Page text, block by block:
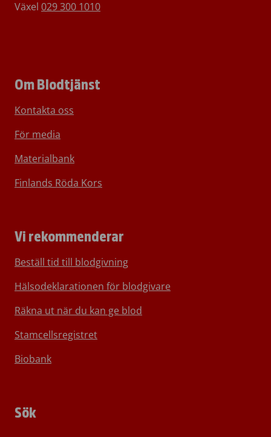
Växel 029 300 1010
Om Blodtjänst
Kontakta oss
För media
Materialbank
Finlands Röda Kors
Vi rekommenderar
Beställ tid till blodgivning
Hälsodeklarationen för blodgivare
Räkna ut när du kan ge blod
Stamcellsregistret
Biobank
Sök